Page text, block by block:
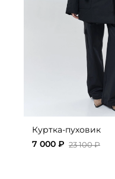
Куртка-пуховик
7 000 ₽ 23 100 ₽